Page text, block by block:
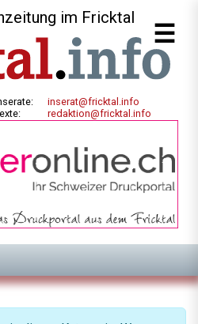
im Fricktal
inserat@fricktal.info
redaktion@fricktal.info